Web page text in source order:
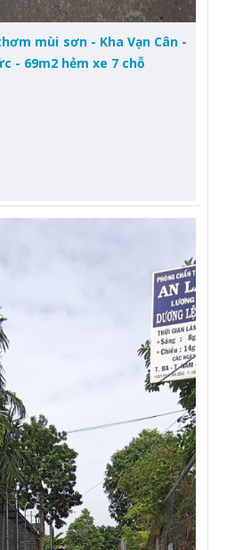
mùi sơn - Kha Vạn Cân -
- 69m2 hẻm xe 7 chỗ